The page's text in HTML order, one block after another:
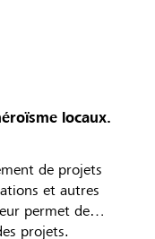
locaux.
de projets
et autres
permet de
projets.